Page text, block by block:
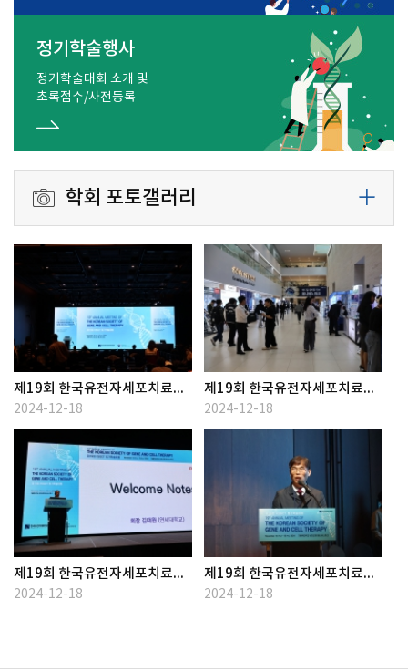
정기학술행사
정기학술대회 소개 및
초록접수/사전등록
학회 포토갤러리
제19회 한국유전자세포치료학회 정기학술대회
2024-12-18
제19회 한국유전자세포치료학회 정기학술대회
2024-12-18
제19회 한국유전자세포치료학회 정기학술대회
2024-12-18
제19회 한국유전자세포치료학회 정기학술대회
2024-12-18